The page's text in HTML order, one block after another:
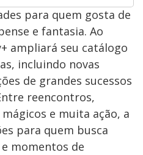
para quem gosta de
e fantasia. Ao
ampliará seu catálogo
incluindo novas
de grandes sucessos
reencontros,
e muita ação, a
para quem busca
momentos de